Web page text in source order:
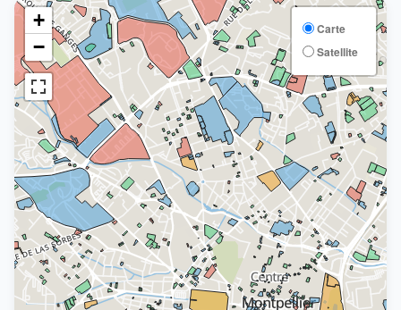
+
−
Carte
Satellite